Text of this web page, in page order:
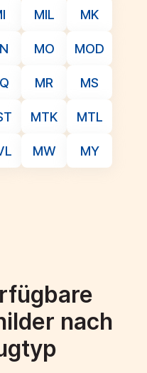
MIL MK
MO MOD
MR MS
MTK MTL
MW MY
nach